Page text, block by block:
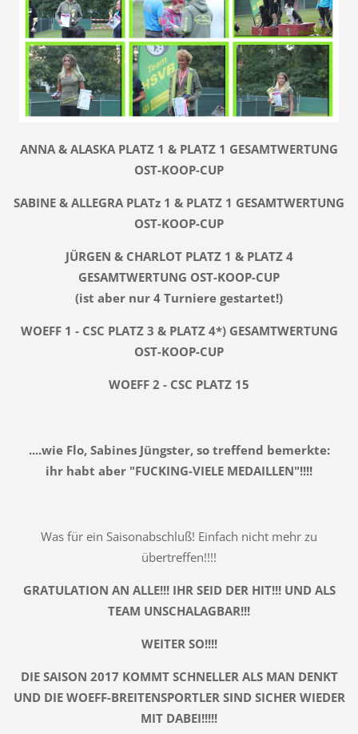
ANNA & ALASKA PLATZ 1 & PLATZ 1 GESAMTWERTUNG
OST-KOOP-CUP
SABINE & ALLEGRA PLATz 1 & PLATZ 1 GESAMTWERTUNG
OST-KOOP-CUP
JÜRGEN & CHARLOT PLATZ 1 & PLATZ 4
GESAMTWERTUNG OST-KOOP-CUP
(ist aber nur 4 Turniere gestartet!)
WOEFF 1 - CSC PLATZ 3 & PLATZ 4*) GESAMTWERTUNG
OST-KOOP-CUP
WOEFF 2 - CSC PLATZ 15
....wie Flo, Sabines Jüngster, so treffend bemerkte:
ihr habt aber "FUCKING-VIELE MEDAILLEN"!!!!
Was für ein Saisonabschluß! Einfach nicht mehr zu
übertreffen!!!!
GRATULATION AN ALLE!!! IHR SEID DER HIT!!! UND ALS
TEAM UNSCHALAGBAR!!!
WEITER SO!!!!
DIE SAISON 2017 KOMMT SCHNELLER ALS MAN DENKT
UND DIE WOEFF-BREITENSPORTLER SIND SICHER WIEDER
MIT DABEI!!!!!